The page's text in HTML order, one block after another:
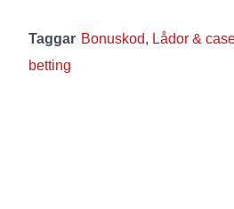
Taggar Bonuskod, Lådor &
betting